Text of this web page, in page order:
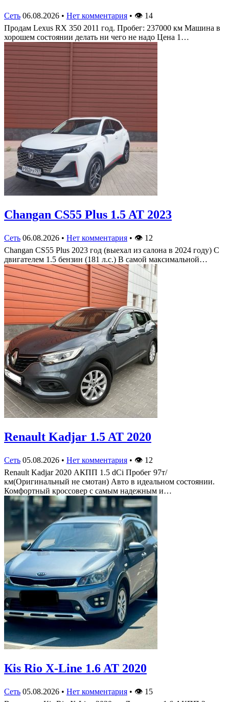
Сеть 06.08.2026 • Нет комментария • 👁 14
Продам Lexus RX 350 2011 год. Пробег: 237000 км Машина в
хорошем состоянии делать ни чего не надо Цена 1…
Changan CS55 Plus 1.5 AT 2023
Сеть 06.08.2026 • Нет комментария • 👁 12
Changan CS55 Plus 2023 год (выехал из салона в 2024 году) С
двигателем 1.5 бензин (181 л.с.) В самой максимальной…
Renault Kadjar 1.5 AT 2020
Сеть 05.08.2026 • Нет комментария • 👁 12
Renault Kadjar 2020 АКПП 1.5 dCi Пробег 97т/
км(Оригинальный не смотан) Авто в идеальном состоянии.
Комфортный кроссовер с самым надежным и…
Кis Rio X-Line 1.6 AT 2020
Сеть 05.08.2026 • Нет комментария • 👁 15